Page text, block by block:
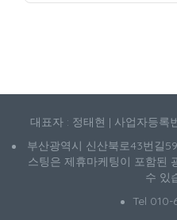
대표자 : 정태현 | 사업자등록
부산광역시 신산북로43번길
스팅은 제휴마케팅이 포함된
수 있
Tel 010-